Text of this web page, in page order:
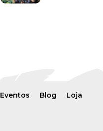
Eventos Blog Loja